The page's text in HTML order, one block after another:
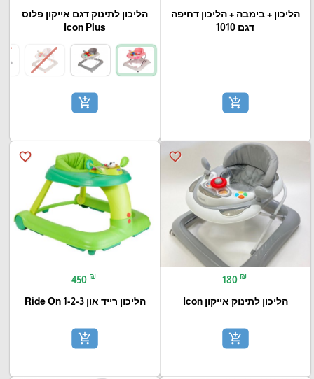
הליכון + בימבה + הליכון דחיפה
דגם 1010
add_shopping_cart
הליכון לתינוק דגם אייקון פלוס
Icon Plus
add_shopping_cart
favorite_border
180 ₪
הליכון לתינוק אייקון Icon
add_shopping_cart
favorite_border
450 ₪
הליכון רייד און 1-2-3 Ride On
add_shopping_cart